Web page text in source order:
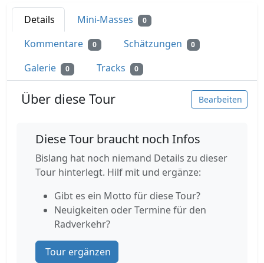
Details Mini-Masses 0
Kommentare 0 Schätzungen 0
Galerie 0 Tracks 0
Über diese Tour Bearbeiten
Diese Tour braucht noch Infos
Bislang hat noch niemand Details zu dieser
Tour hinterlegt. Hilf mit und ergänze:
Gibt es ein Motto für diese Tour?
Neuigkeiten oder Termine für den
Radverkehr?
Tour ergänzen